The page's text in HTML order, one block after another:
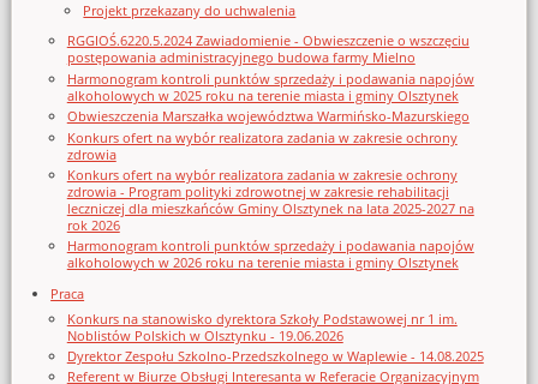
Projekt przekazany do uchwalenia
RGGIOŚ.6220.5.2024 Zawiadomienie - Obwieszczenie o wszczęciu
postępowania administracyjnego budowa farmy Mielno
Harmonogram kontroli punktów sprzedaży i podawania napojów
alkoholowych w 2025 roku na terenie miasta i gminy Olsztynek
Obwieszczenia Marszałka województwa Warmińsko-Mazurskiego
Konkurs ofert na wybór realizatora zadania w zakresie ochrony
zdrowia
Konkurs ofert na wybór realizatora zadania w zakresie ochrony
zdrowia - Program polityki zdrowotnej w zakresie rehabilitacji
leczniczej dla mieszkańców Gminy Olsztynek na lata 2025-2027 na
rok 2026
Harmonogram kontroli punktów sprzedaży i podawania napojów
alkoholowych w 2026 roku na terenie miasta i gminy Olsztynek
Praca
Konkurs na stanowisko dyrektora Szkoły Podstawowej nr 1 im.
Noblistów Polskich w Olsztynku - 19.06.2026
Dyrektor Zespołu Szkolno-Przedszkolnego w Waplewie - 14.08.2025
Referent w Biurze Obsługi Interesanta w Referacie Organizacyjnym